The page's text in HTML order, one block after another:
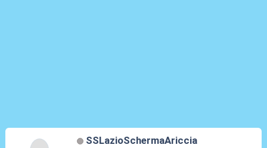
SSLazioSchermaAriccia